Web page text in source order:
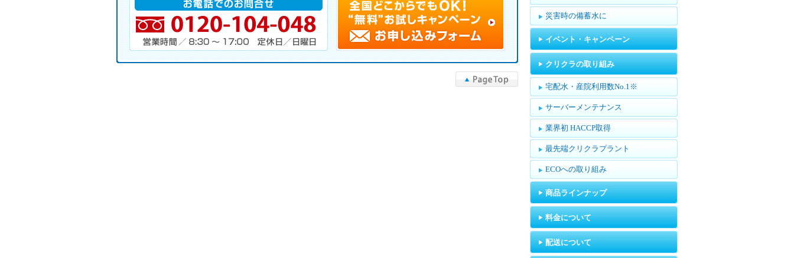
災害時の備蓄水に
イベント・キャンペーン
クリクラの取り組み
宅配水・産院利用数No.1※
サーバーメンテナンス
業界初 HACCP取得
最先端クリクラプラント
ECOへの取り組み
商品ラインナップ
料金について
配送について